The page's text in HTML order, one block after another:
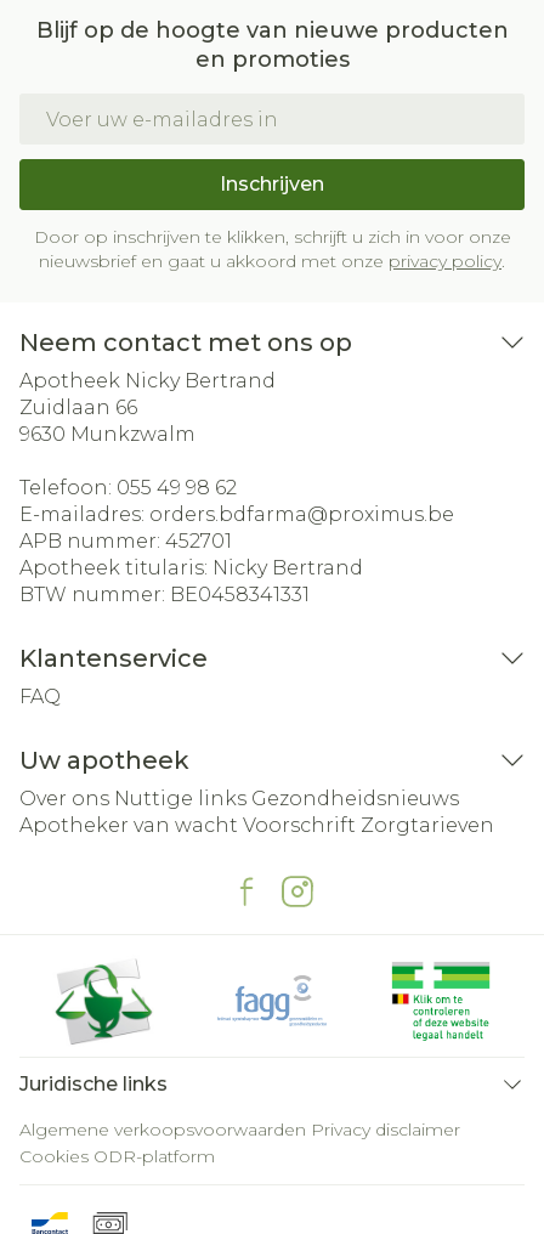
Blijf op de hoogte van nieuwe producten
en promoties
Inschrijven
Door op inschrijven te klikken, schrijft u zich in voor onze
nieuwsbrief en gaat u akkoord met onze privacy policy.
Neem contact met ons op
Apotheek Nicky Bertrand
Zuidlaan 66
9630 Munkzwalm
Telefoon: 055 49 98 62
E-mailadres: orders.bdfarma@proximus.be
APB nummer: 452701
Apotheek titularis: Nicky Bertrand
BTW nummer: BE0458341331
Klantenservice
FAQ
Uw apotheek
Over ons Nuttige links Gezondheidsnieuws
Apotheker van wacht Voorschrift Zorgtarieven
Juridische links
Algemene verkoopsvoorwaarden Privacy disclaimer
Cookies ODR-platform